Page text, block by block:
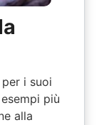
i suoi
più
alla